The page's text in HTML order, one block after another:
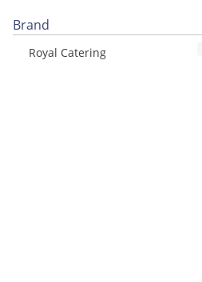
Brand
Royal Catering